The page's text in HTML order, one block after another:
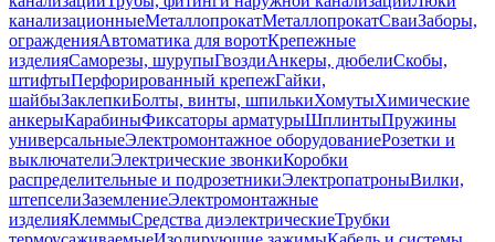
канализационныеМеталлопрокатМеталлопрокатСваиЗаборы,
огражденияАвтоматика для воротКрепежные
изделияСаморезы, шурупыГвоздиАнкеры, дюбелиСкобы,
штифтыПерфорированный крепежГайки,
шайбыЗаклепкиБолты, винты, шпилькиХомутыХимические
анкерыКарабиныФиксаторы арматурыШплинтыПружины
универсальныеЭлектромонтажное оборудованиеРозетки и
выключателиЭлектрические звонкиКоробки
распределительные и подрозетникиЭлектропатроныВилки,
штепселиЗаземлениеЭлектромонтажные
изделияКлеммыСредства диэлектрическиеТрубки